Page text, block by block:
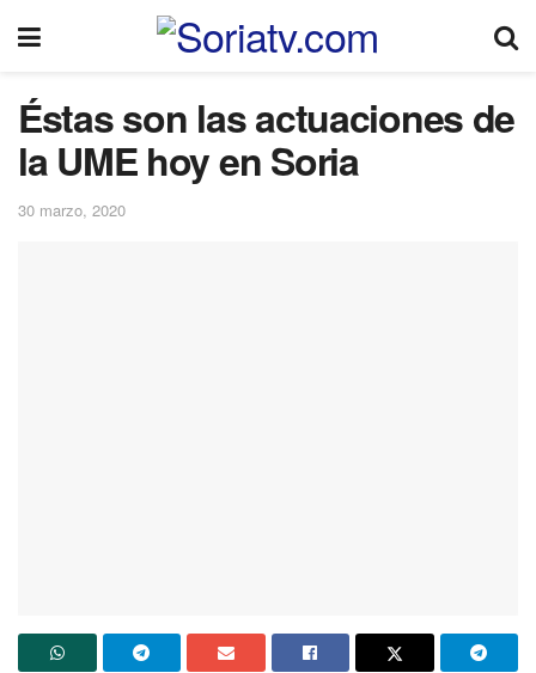
Éstas son las actuaciones de
la UME hoy en Soria
30 marzo, 2020